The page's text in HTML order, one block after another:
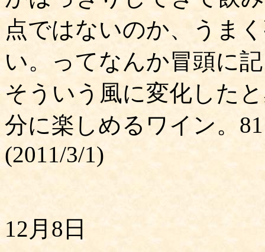
点ではないのか、うま
い。ってなんか冒頭に
そういう風に変化した
分に楽しめるワイン。
(2011/3/1)
12月8日